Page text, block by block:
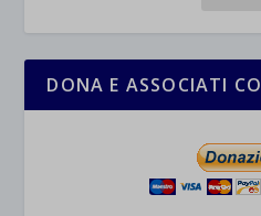
DONA E ASSOCIATI